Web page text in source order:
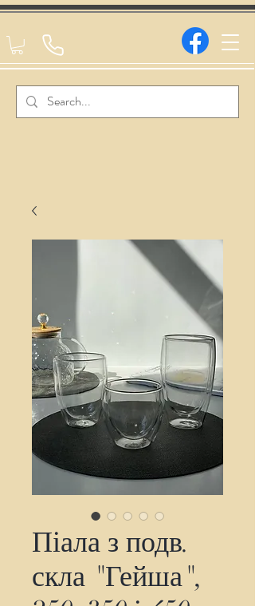
Піала з подв.
скла "Гейша",